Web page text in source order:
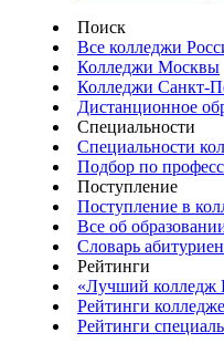
Поиск
Все колледжи
Колледжи Москвы
Колледжи Санкт-
Дистанционное
Специальности
Специальности
Подбор по
Поступление
Поступление в
Все об
Словарь
Рейтинги
«Лучший колледж
Рейтинги
Рейтинги